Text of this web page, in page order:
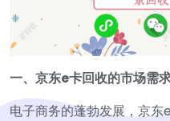
一、京东e卡回收的市场需
电子商务的蓬勃发展，京